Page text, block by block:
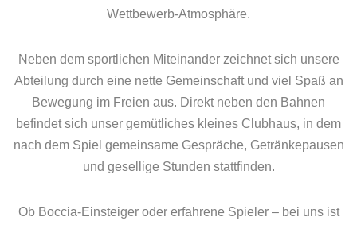
Wettbewerb‑Atmosphäre.
Neben dem sportlichen Miteinander zeichnet sich unsere
Abteilung durch eine nette Gemeinschaft und viel Spaß an
Bewegung im Freien aus. Direkt neben den Bahnen
befindet sich unser gemütliches kleines Clubhaus, in dem
nach dem Spiel gemeinsame Gespräche, Getränkepausen
und gesellige Stunden stattfinden.
Ob Boccia‑Einsteiger oder erfahrene Spieler – bei uns ist